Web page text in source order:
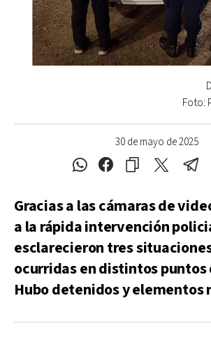
30 de mayo de 2025
Foto:
Gracias a las cámaras de
a la rápida intervención
esclarecieron tres
ocurridas en distintos puntos
Hubo detenidos y elementos